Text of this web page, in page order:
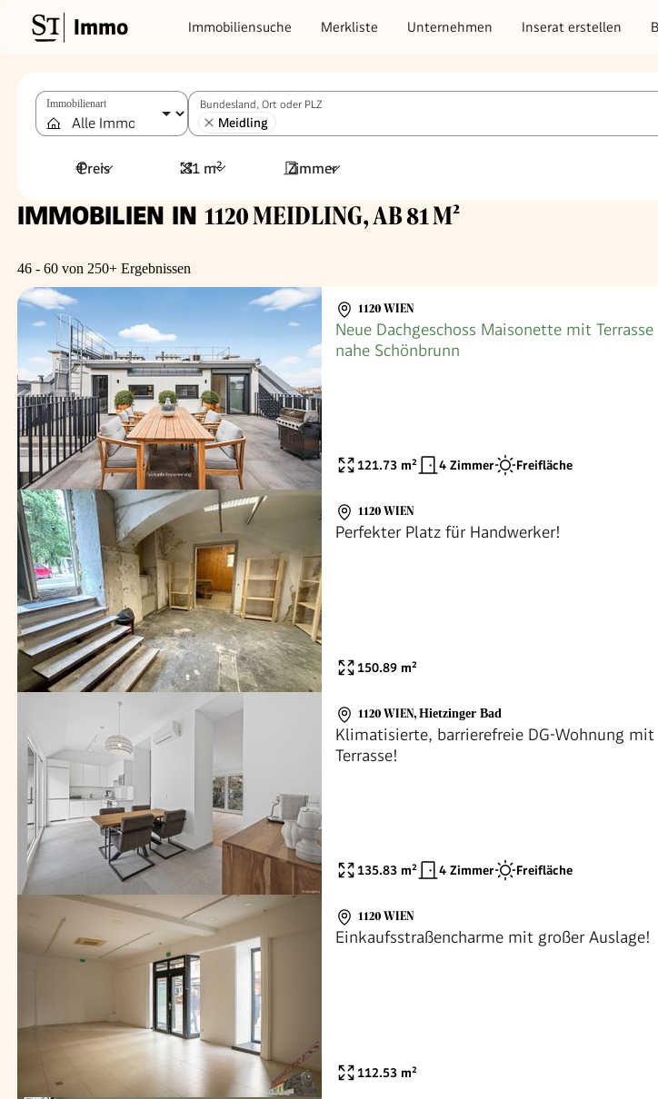
Immo Immobiliensuche Merkliste Unternehmen Inserat erstellen
Immobilienart Bundesland, Ort oder PLZ
Meidling
Preis 81 m² Zimmer
IMMOBILIEN IN 1120 MEIDLING, AB 81 M²
46 - 60 von 250+ Ergebnissen
1120 WIEN
Neue Dachgeschoss Maisonette mit Terrasse
nahe Schönbrunn
121.73 m² 4 Zimmer Freifläche
1120 WIEN
Perfekter Platz für Handwerker!
150.89 m²
1120 WIEN, Hietzinger Bad
Klimatisierte, barrierefreie DG-Wohnung mit
Terrasse!
135.83 m² 4 Zimmer Freifläche
1120 WIEN
Einkaufsstraßencharme mit großer Auslage!
112.53 m²